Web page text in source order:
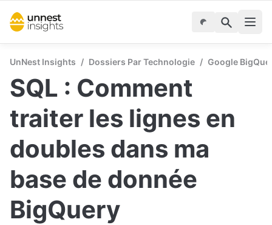
UnNest Insights / Dossiers Par Technologie / Google
SQL : Comment
traiter les lignes en
doubles dans ma
base de donnée
BigQuery